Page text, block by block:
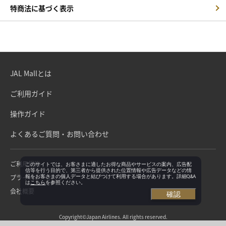
特商法に基づく表示
JAL Mallとは
ご利用ガイド
操作ガイド
よくあるご質問・お問い合わせ
ご利用規約
プライバシーポリシー
会社概要
Copyright©Japan Airlines. All rights reserved.
このサイトでは、お客さまに適したお得な商品やサービスの案内、広告配
信等を行う目的で、第三者から提供された位置情報や広告データなどの情
報をお客さまの個人データと結びつけて利用する場合があります。詳細Q&A
は こちらを参照ください。
確認